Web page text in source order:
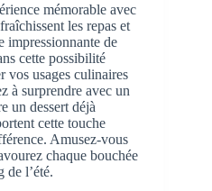
mémorable avec
les repas et
impressionnante de
cette possibilité
vos usages culinaires
à surprendre avec un
un dessert déjà
cette touche
Amusez-vous
chaque bouchée
de l’été.